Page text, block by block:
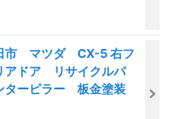
市 マツダ CX-5 右フ
アドア リサイクルパ
ーピラー 板金塗装